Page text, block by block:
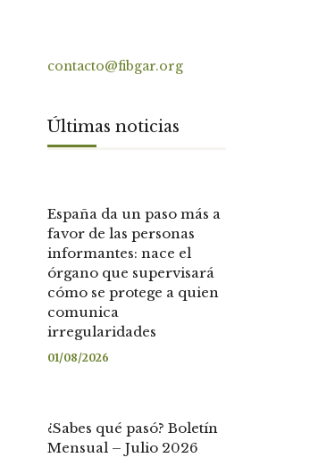
contacto@fibgar.org
Últimas noticias
España da un paso más a
favor de las personas
informantes: nace el
órgano que supervisará
cómo se protege a quien
comunica
irregularidades
01/08/2026
¿Sabes qué pasó? Boletín
Mensual – Julio 2026